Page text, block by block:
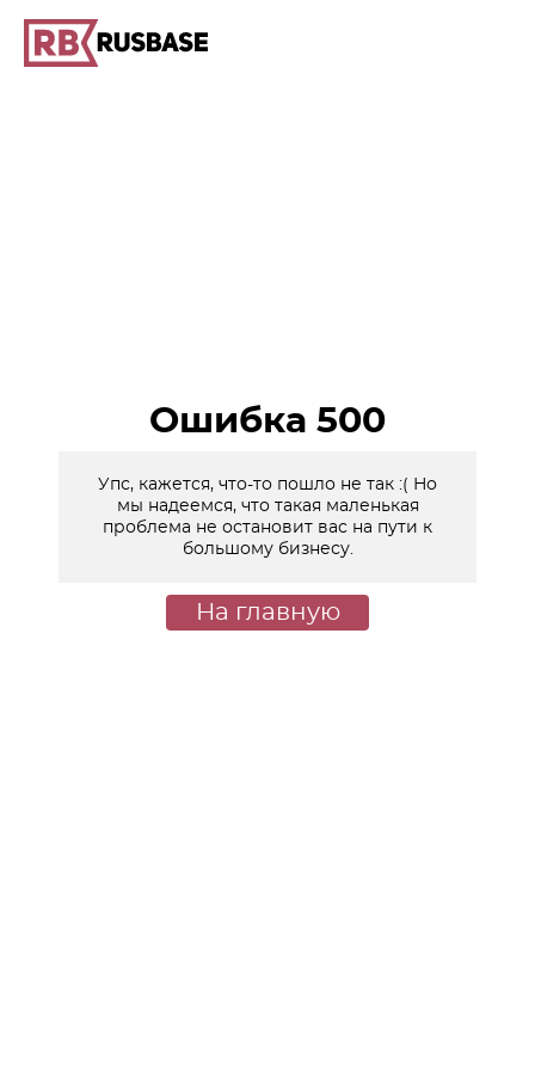
Ошибка 500
Упс, кажется, что-то пошло не так :( Но
мы надеемся, что такая маленькая
проблема не остановит вас на пути к
большому бизнесу.
На главную